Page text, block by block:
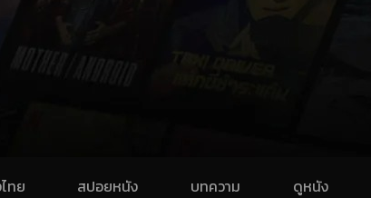
ทย สปอยหนัง บทความ ดูหนัง